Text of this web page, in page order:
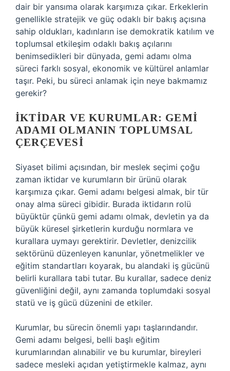
dair bir yansıma olarak karşımıza çıkar. Erkeklerin
genellikle stratejik ve güç odaklı bir bakış açısına
sahip oldukları, kadınların ise demokratik katılım ve
toplumsal etkileşim odaklı bakış açılarını
benimsedikleri bir dünyada, gemi adamı olma
süreci farklı sosyal, ekonomik ve kültürel anlamlar
taşır. Peki, bu süreci anlamak için neye bakmamız
gerekir?
İKTIDAR VE KURUMLAR: GEMI
ADAMI OLMANIN TOPLUMSAL
ÇERÇEVESI
Siyaset bilimi açısından, bir meslek seçimi çoğu
zaman iktidar ve kurumların bir ürünü olarak
karşımıza çıkar. Gemi adamı belgesi almak, bir tür
onay alma süreci gibidir. Burada iktidarın rolü
büyüktür çünkü gemi adamı olmak, devletin ya da
büyük küresel şirketlerin kurduğu normlara ve
kurallara uymayı gerektirir. Devletler, denizcilik
sektörünü düzenleyen kanunlar, yönetmelikler ve
eğitim standartları koyarak, bu alandaki iş gücünü
belirli kurallara tabi tutar. Bu kurallar, sadece deniz
güvenliğini değil, aynı zamanda toplumdaki sosyal
statü ve iş gücü düzenini de etkiler.
Kurumlar, bu sürecin önemli yapı taşlarındandır.
Gemi adamı belgesi, belli başlı eğitim
kurumlarından alınabilir ve bu kurumlar, bireyleri
sadece mesleki açıdan yetiştirmekle kalmaz, aynı